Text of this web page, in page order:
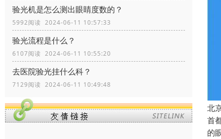
验光机是怎么测出眼睛度数的？
5992阅读 2024-06-11 10:57:33
验光流程是什么？
6107阅读 2024-06-11 10:55:20
去医院验光挂什么科？
7129阅读 2024-06-11 10:49:48
北
首
的